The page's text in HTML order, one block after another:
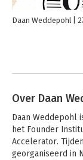
Daan Weddepohl
Over Daan
Daan Weddepohl
het Founder
Accelerator.
georganiseerd in